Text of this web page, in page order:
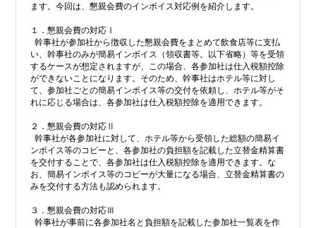
ます。今回は、懇親会費のインボイス対応例を紹介します。
１．懇親会費の対応Ⅰ
幹事社が参加社から徴収した懇親会費をまとめて飲食店等に支払
い、幹事社のみが簡易インボイス（領収書等。以下省略）等を受領
するケースが想定されますが、この場合、各参加社は仕入税額控除
ができないことになります。そのため、幹事社はホテル等に対し
て、参加社ごとの簡易インボイス等の交付を依頼し、ホテル等がそ
れに応じる場合は、各参加社は仕入税額控除を適用できます。
２．懇親会費の対応Ⅱ
幹事社が各参加社に対して、ホテル等から受領した総額の簡易イ
ンボイス等のコピーと、各参加社の負担額を記載した立替金精算書
を交付することで、各参加社は仕入税額控除を適用できます。な
お、簡易インボイス等のコピーが大量になる場合、立替金精算書の
みを交付する方法も認められます。
３．懇親会費の対応Ⅲ
幹事社が事前に各参加社名と負担額を記載した参加社一覧表を作